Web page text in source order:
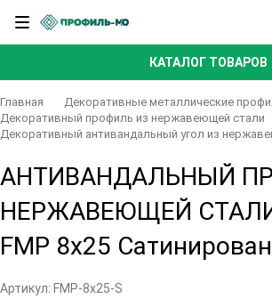
КАТАЛОГ ТОВАРОВ
Главная
Декоративные металлические
Декоративный профиль из нержавеющей стали
Декоративный антивандальный угол из
АНТИВАНДАЛЬНЫЙ
НЕРЖАВЕЮЩЕЙ
FMP 8x25
Артикул: FMP-8x25-S